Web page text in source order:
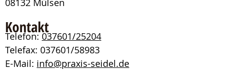
08132 Mülsen
Kontakt
Telefon:037601/25204
Telefax: 037601/58983
E-Mail: info@praxis-seidel.de